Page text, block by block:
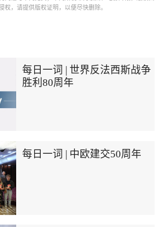
，请提供版权证明，以便尽快删除。
每日一词 | 世界反法西斯战争
胜利80周年
每日一词 | 中欧建交50周年